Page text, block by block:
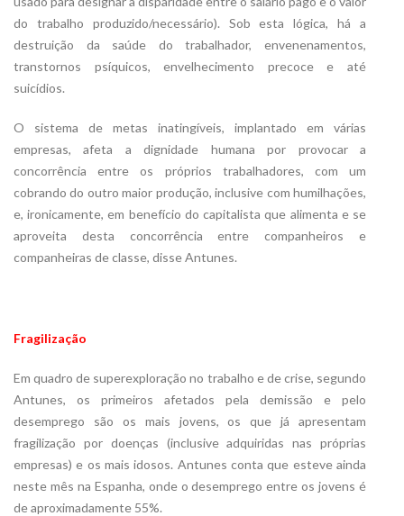
do trabalho produzido/necessário). Sob esta lógica, há a
destruição da saúde do trabalhador, envenenamentos,
transtornos psíquicos, envelhecimento precoce e até
suicídios.
O sistema de metas inatingíveis, implantado em várias
empresas, afeta a dignidade humana por provocar a
concorrência entre os próprios trabalhadores, com um
cobrando do outro maior produção, inclusive com humilhações,
e, ironicamente, em benefício do capitalista que alimenta e se
aproveita desta concorrência entre companheiros e
companheiras de classe, disse Antunes.
Fragilização
Em quadro de superexploração no trabalho e de crise, segundo
Antunes, os primeiros afetados pela demissão e pelo
desemprego são os mais jovens, os que já apresentam
fragilização por doenças (inclusive adquiridas nas próprias
empresas) e os mais idosos. Antunes conta que esteve ainda
neste mês na Espanha, onde o desemprego entre os jovens é
de aproximadamente 55%.